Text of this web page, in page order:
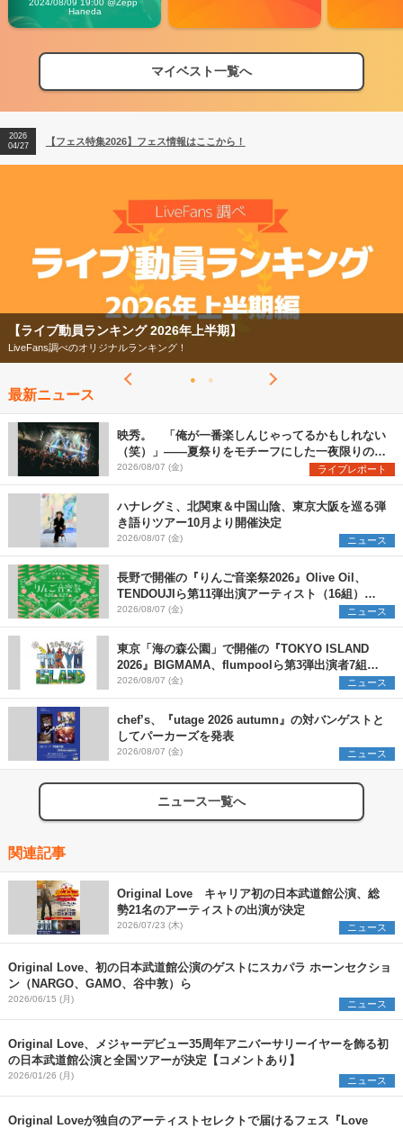
2024/08/09 19:00 @Zepp
Haneda
マイベスト一覧へ
【フェス特集2026】フェス情報はここから！
【ライブ動員ランキング】2026年上半期編発表！
2026
04/27
【フェス特集2026】フェス情報はここから！
2026
【フェス特集2026】
今年もフェスの季節がやってきた！
最新ニュース
映秀。 「俺が一番楽しんじゃってるかもしれない
（笑）」――夏祭りをモチーフにした一夜限りのス
ペシャルライブ『色祭』レポート
2026/08/07 (金) ライブレポート
ハナレグミ、北関東＆中国山陰、東京大阪を巡る弾
き語りツアー10月より開催決定
2026/08/07 (金) ニュース
長野で開催の『りんご音楽祭2026』Olive Oil、
TENDOUJIら第11弾出演アーティスト（16組）を
発表
2026/08/07 (金) ニュース
東京「海の森公園」で開催の『TOKYO ISLAND
2026』BIGMAMA、flumpoolら第3弾出演者7組を
発表 ワークショップ・アート出展者を募集
2026/08/07 (金) ニュース
chef’s、『utage 2026 autumn』の対バンゲストと
してパーカーズを発表
2026/08/07 (金) ニュース
ニュース一覧へ
関連記事
Original Love キャリア初の日本武道館公演、総
勢21名のアーティストの出演が決定
2026/07/23 (木) ニュース
Original Love、初の日本武道館公演のゲストにスカパラ ホーンセクショ
ン（NARGO、GAMO、谷中敦）ら
2026/06/15 (月) ニュース
Original Love、メジャーデビュー35周年アニバーサリーイヤーを飾る初
の日本武道館公演と全国ツアーが決定【コメントあり】
2026/01/26 (月) ニュース
Original Loveが独自のアーティストセレクトで届けるフェス『Love